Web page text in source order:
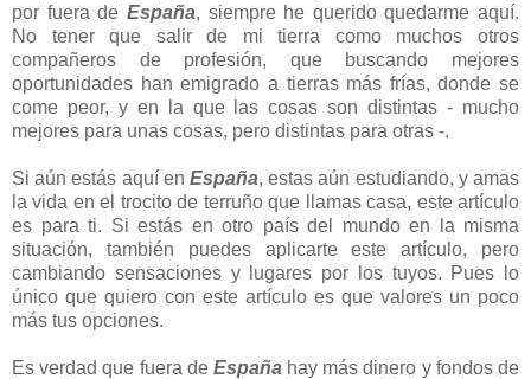
por fuera de España, siempre he querido quedarme aquí.
No tener que salir de mi tierra como muchos otros
compañeros de profesión, que buscando mejores
oportunidades han emigrado a tierras más frías, donde se
come peor, y en la que las cosas son distintas - mucho
mejores para unas cosas, pero distintas para otras -.
Si aún estás aquí en España, estas aún estudiando, y amas
la vida en el trocito de terruño que llamas casa, este artículo
es para ti. Si estás en otro país del mundo en la misma
situación, también puedes aplicarte este artículo, pero
cambiando sensaciones y lugares por los tuyos. Pues lo
único que quiero con este artículo es que valores un poco
más tus opciones.
Es verdad que fuera de España hay más dinero y fondos de